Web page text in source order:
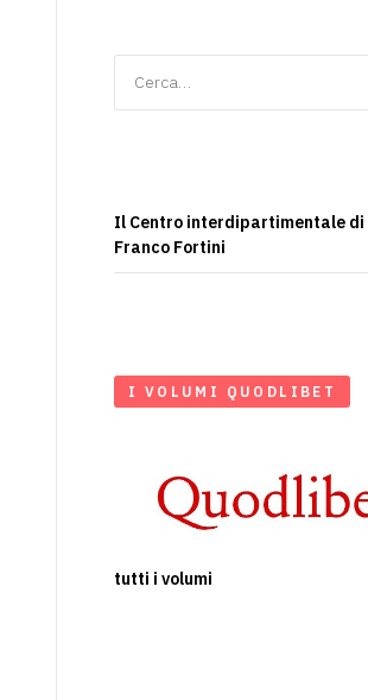
per:
Il Centro interdipartimentale
Franco Fortini
I VOLUMI QUODLIBET
tutti i volumi